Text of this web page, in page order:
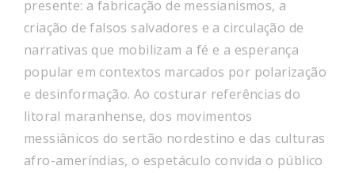
presente: a fabricação de messianismos, a
criação de falsos salvadores e a circulação de
narrativas que mobilizam a fé e a esperança
popular em contextos marcados por polarização
e desinformação. Ao costurar referências do
litoral maranhense, dos movimentos
messiânicos do sertão nordestino e das culturas
afro-ameríndias, o espetáculo convida o público